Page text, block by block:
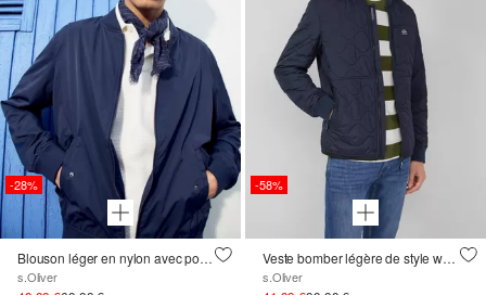
-28%
Blouson léger en nylon avec poches à rabat
s.Oliver
-58%
Veste bomber légère de style workwear
s.Oliver